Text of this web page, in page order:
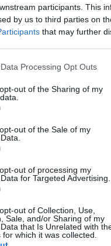
participants. This
by us to third parties on
that may further
this website/app uses one
visit or usage behaviour.
to Google and its
for below specified purposes
Processing Opt Outs
out of the Sharing of my
out of the Sale of my
out of processing my
for Targeted Advertising.
out of Collection, Use,
Sale, and/or Sharing of my
that Is Unrelated with
for which it was collected.
Az isteni Kate
egy jól ismert
- Easttowni
sikersorozata, ami